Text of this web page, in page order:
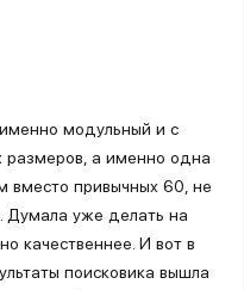
модульный и с
размеров, а именно одна
вместо привычных 60, не
Думала уже делать на
качественнее. И вот в
поисковика вышла